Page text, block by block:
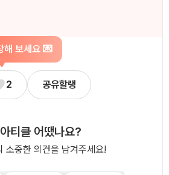
해 보세요 💌
2 공유할랭
티클 어땠나요?
소중한 의견을 남겨주세요!